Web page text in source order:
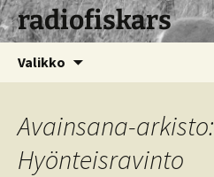
radiofiskars
Valikko
Avainsana-arkisto:
Hyönteisravinto